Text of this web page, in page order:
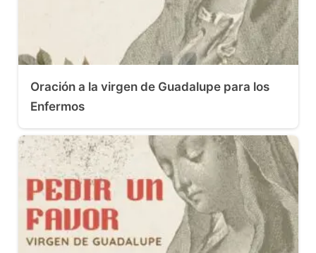
Oración a la virgen de Guadalupe para los
Enfermos